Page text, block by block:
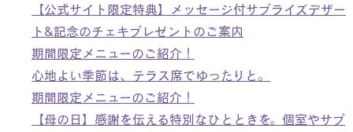
【公式サイト限定特典】メッセージ付サプライズデザー
ト&記念のチェキプレゼントのご案内
期間限定メニューのご紹介！
心地よい季節は、テラス席でゆったりと。
期間限定メニューのご紹介！
【母の日】感謝を伝える特別なひとときを。個室やサプ